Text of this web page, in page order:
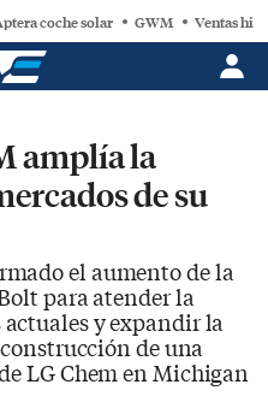
coche solar GWM Ventas
amplía la
de su
el aumento de la
para atender la
y expandir la
de una
LG Chem en Michigan